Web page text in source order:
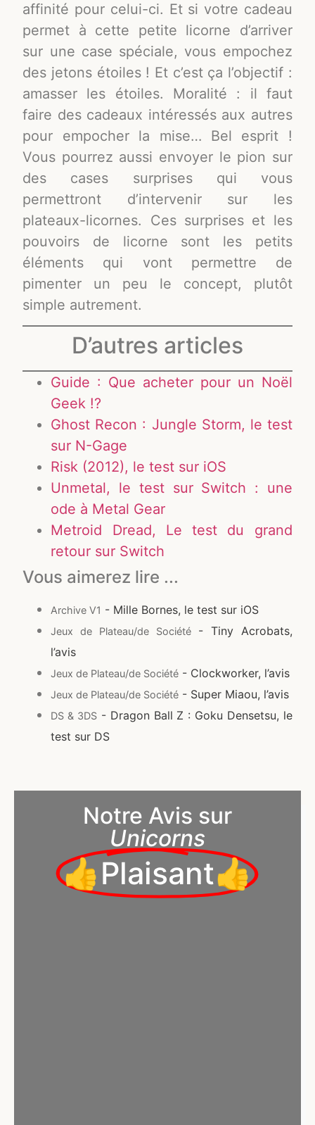
affinité pour celui-ci. Et si votre cadeau
permet à cette petite licorne d’arriver
sur une case spéciale, vous empochez
des jetons étoiles ! Et c’est ça l’objectif :
amasser les étoiles. Moralité : il faut
faire des cadeaux intéressés aux autres
pour empocher la mise… Bel esprit !
Vous pourrez aussi envoyer le pion sur
des cases surprises qui vous
permettront d’intervenir sur les
plateaux-licornes. Ces surprises et les
pouvoirs de licorne sont les petits
éléments qui vont permettre de
pimenter un peu le concept, plutôt
simple autrement.
D’autres articles
Guide : Que acheter pour un Noël
Geek !?
Ghost Recon : Jungle Storm, le test
sur N-Gage
Risk (2012), le test sur iOS
Unmetal, le test sur Switch : une
ode à Metal Gear
Metroid Dread, Le test du grand
retour sur Switch
Vous aimerez lire ...
Archive V1 - Mille Bornes, le test sur iOS
Jeux de Plateau/de Société- Tiny Acrobats,
l’avis
Jeux de Plateau/de Société - Clockworker, l’avis
Jeux de Plateau/de Société - Super Miaou, l’avis
DS & 3DS- Dragon Ball Z : Goku Densetsu, le
test sur DS
Notre Avis sur
Unicorns
👍Plaisant👍